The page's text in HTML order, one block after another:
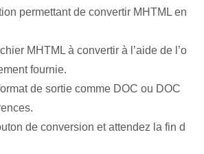
permettant de convertir MHTML en
MHTML à convertir à l’aide de l’o
fournie.
de sortie comme DOC ou DOC
de conversion et attendez la fin d